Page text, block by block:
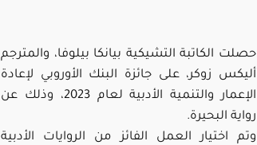
حصلت الكاتبة التشيكية بيانكا بيلوفا، والمترجم
أليكس زوكر، على جائزة البنك الأوروبي لإعادة
الإعمار والتنمية الأدبية لعام 2023، وذلك عن
رواية البحيرة.
وتم اختيار العمل الفائز من الروايات الأدبية